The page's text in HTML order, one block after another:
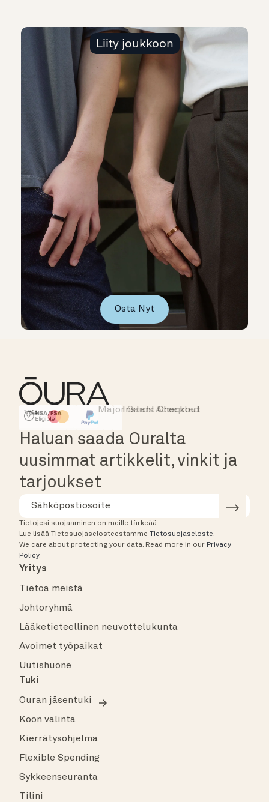
Liity joukkoon
Osta Nyt
HSA/FSA Eligible
Affirm
Instant Checkout
Major Cards Accepted
Haluan saada Ouralta
uusimmat artikkelit, vinkit ja
tarjoukset
Tietojesi suojaaminen on meille tärkeää.
Lue lisää Tietosuojaselosteestamme Tietosuojaseloste.
We care about protecting your data. Read more in our Privacy
Policy.
Yritys
Tietoa meistä
Johtoryhmä
Lääketieteellinen neuvottelukunta
Avoimet työpaikat
Uutishuone
Tuki
Ouran jäsentuki
Koon valinta
Kierrätysohjelma
Flexible Spending
Sykkeenseuranta
Tilini